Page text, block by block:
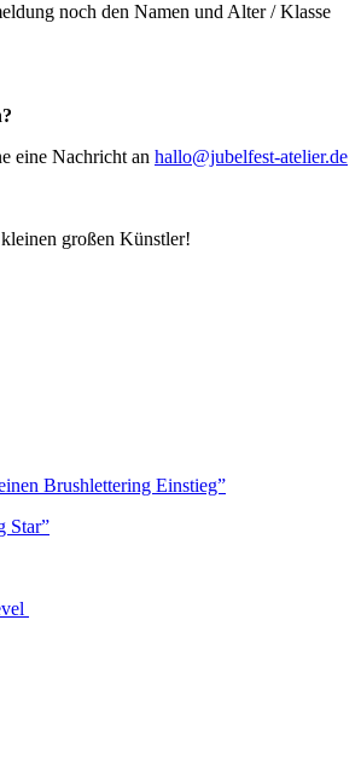
noch den Namen und Alter / Klasse
eine Nachricht an hallo@jubelfest-atelier.de
großen Künstler!
Brushlettering Einstieg”
Star”